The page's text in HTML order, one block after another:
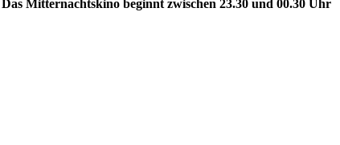
Mitternachtskino beginnt zwischen 23.30 und 00.30 Uhr